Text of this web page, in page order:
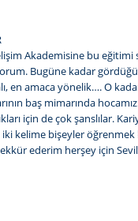
Akademisine bu eğitimi
Bugüne kadar
en amaca yönelik…. O kadar
baş mimarında
için de çok şanslılar.
kelime bişeyler öğrenmek
ederim herşey için